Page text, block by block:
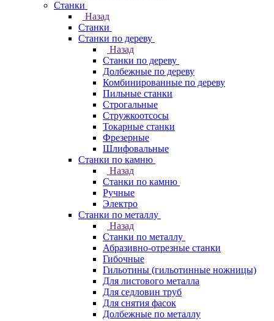
Станки
Назад
Станки
Станки по дереву
Назад
Станки по дереву
Долбежные по дереву
Комбинированные по дереву
Пильные станки
Строгальные
Стружкоотсосы
Токарные станки
Фрезерные
Шлифовальные
Станки по камню
Назад
Станки по камню
Ручные
Электро
Станки по металлу
Назад
Станки по металлу
Абразивно-отрезные станки
Гибочные
Гильотины (гильотинные ножницы)
Для листового металла
Для седловин труб
Для снятия фасок
Долбежные по металлу